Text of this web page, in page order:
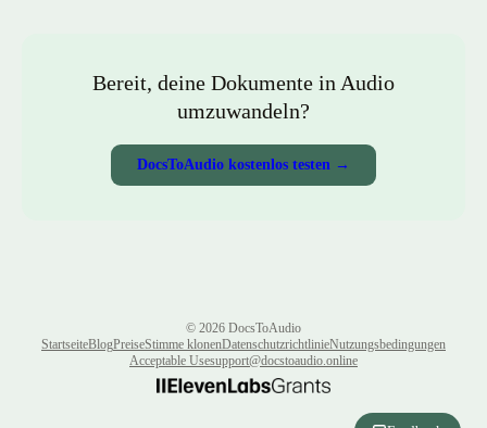
Bereit, deine Dokumente in Audio
umzuwandeln?
DocsToAudio kostenlos testen →
© 2026 DocsToAudio
StartseiteBlogPreiseStimme klonenDatenschutzrichtlinieNutzungsbedingungen
Acceptable Usesupport@docstoaudio.online